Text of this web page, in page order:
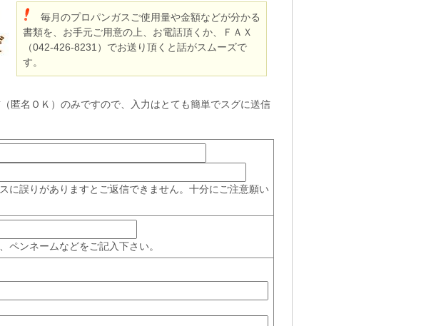
毎月のプロパンガスご使用量や金額などが分かる
書類を、お手元ご用意の上、お電話頂くか、ＦＡＸ
（042-426-8231）でお送り頂くと話がスムーズで
す。
匿名ＯＫ）のみですので、入力はとても簡単でスグに送信
に誤りがありますとご返信できません。十分にご注意願い
ペンネームなどをご記入下さい。